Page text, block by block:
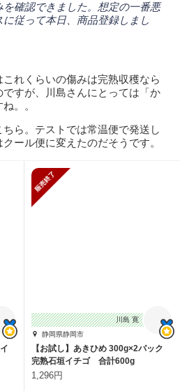
を確認できました。想定の一番悪
従って本日、商品登録しまし
れくらいの傷みは完熟収穫なら
すが、川島さんにとっては「か
。。
ら。テストでは常温便で発送し
ール便に変えたのだそうです。
川島 寛
静岡県静岡市
【お試し】あきひめ 300g×2パック
完熟石垣イチゴ 合計600g
1,296円